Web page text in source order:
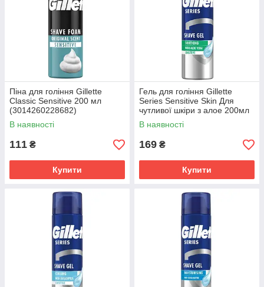
Піна для гоління Gillette
Classic Sensitive 200 мл
(3014260228682)
В наявності
111 ₴
Купити
Гель для гоління Gillette
Series Sensitive Skin Для
чутливої шкіри з алое 200мл
(7702018980819)
В наявності
169 ₴
Купити